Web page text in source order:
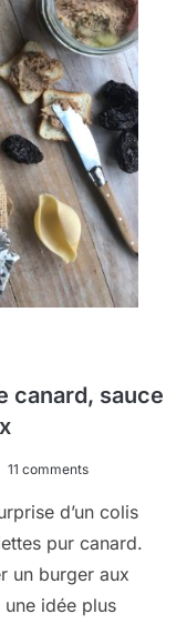
canard, sauce
11 comments
d’un colis
pur canard.
un burger aux
une idée plus